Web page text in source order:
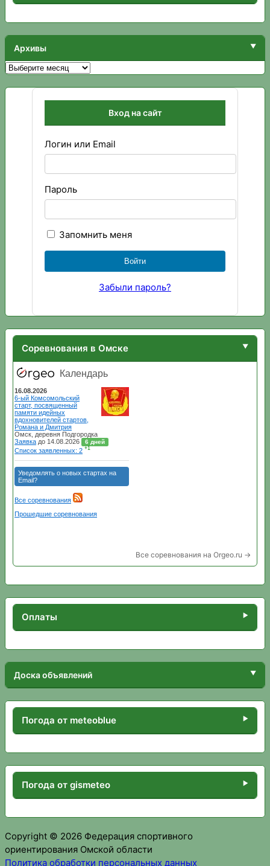
Архивы
Архивы
Вход на сайт
Логин или Email
Пароль
Запомнить меня
Забыли пароль?
Соревнования в Омске
Все соревнования на Orgeo.ru →
Оплаты
Доска объявлений
Погода от meteoblue
Погода от gismeteo
Copyright © 2026 Федерация спортивного
ориентирования Омской области
Политика обработки персональных данных